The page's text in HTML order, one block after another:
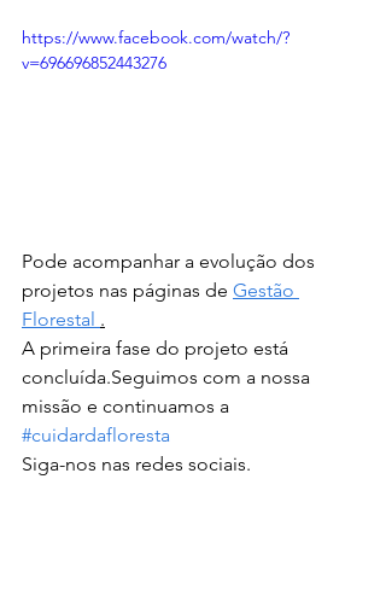
https://www.facebook.com/watch/?
v=696696852443276
Pode acompanhar a evolução dos
projetos nas páginas de Gestão
Florestal .
A primeira fase do projeto está
concluída.Seguimos com a nossa
missão e continuamos a
#cuidardafloresta
Siga-nos nas redes sociais.